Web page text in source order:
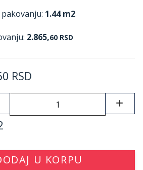
1.44 m2
2.865,60 RSD
RSD
U KORPU